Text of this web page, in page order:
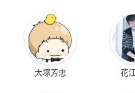
大塚芳忠 花